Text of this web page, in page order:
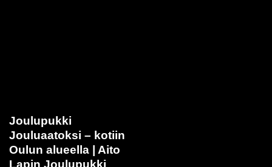
Joulupukki
Jouluaatoksi – kotiin
Oulun alueella | Aito
Lapin Joulupukki